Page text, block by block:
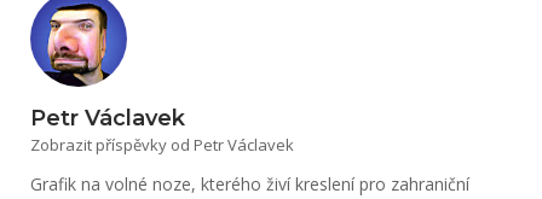
Petr Václavek
Zobrazit příspěvky od Petr Václavek
Grafik na volné noze, kterého živí kreslení pro zahraniční